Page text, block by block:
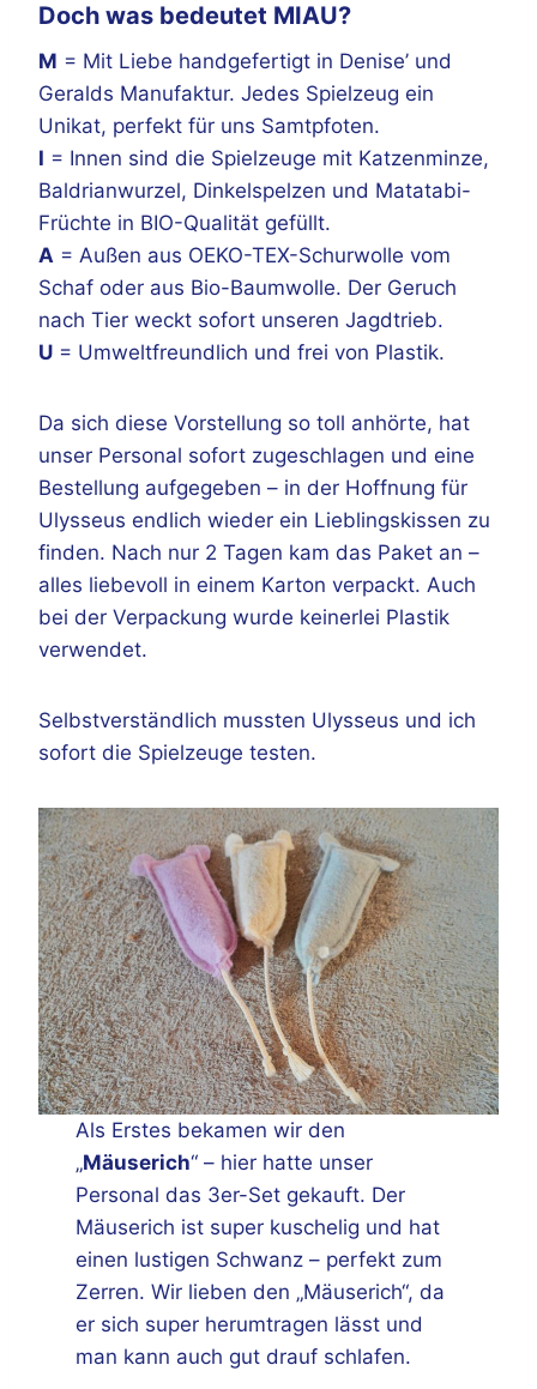
Doch was bedeutet MIAU?
M = Mit Liebe handgefertigt in Denise’ und
Geralds Manufaktur. Jedes Spielzeug ein
Unikat, perfekt für uns Samtpfoten.
I = Innen sind die Spielzeuge mit Katzenminze,
Baldrianwurzel, Dinkelspelzen und Matatabi-
Früchte in BIO-Qualität gefüllt.
A = Außen aus OEKO-TEX-Schurwolle vom
Schaf oder aus Bio-Baumwolle. Der Geruch
nach Tier weckt sofort unseren Jagdtrieb.
U = Umweltfreundlich und frei von Plastik.
Da sich diese Vorstellung so toll anhörte, hat
unser Personal sofort zugeschlagen und eine
Bestellung aufgegeben – in der Hoffnung für
Ulysseus endlich wieder ein Lieblingskissen zu
finden. Nach nur 2 Tagen kam das Paket an –
alles liebevoll in einem Karton verpackt. Auch
bei der Verpackung wurde keinerlei Plastik
verwendet.
Selbstverständlich mussten Ulysseus und ich
sofort die Spielzeuge testen.
Als Erstes bekamen wir den
„Mäuserich“ – hier hatte unser
Personal das 3er-Set gekauft. Der
Mäuserich ist super kuschelig und hat
einen lustigen Schwanz – perfekt zum
Zerren. Wir lieben den „Mäuserich“, da
er sich super herumtragen lässt und
man kann auch gut drauf schlafen.